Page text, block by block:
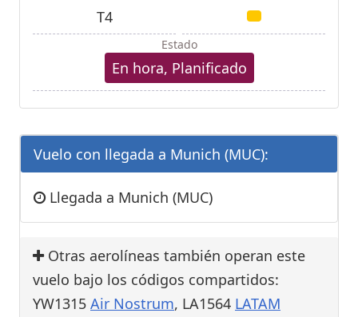
T4
Estado
En hora, Planificado
Vuelo con llegada a Munich (MUC):
Llegada a Munich (MUC)
Otras aerolíneas también operan este
vuelo bajo los códigos compartidos:
YW1315 Air Nostrum, LA1564 LATAM